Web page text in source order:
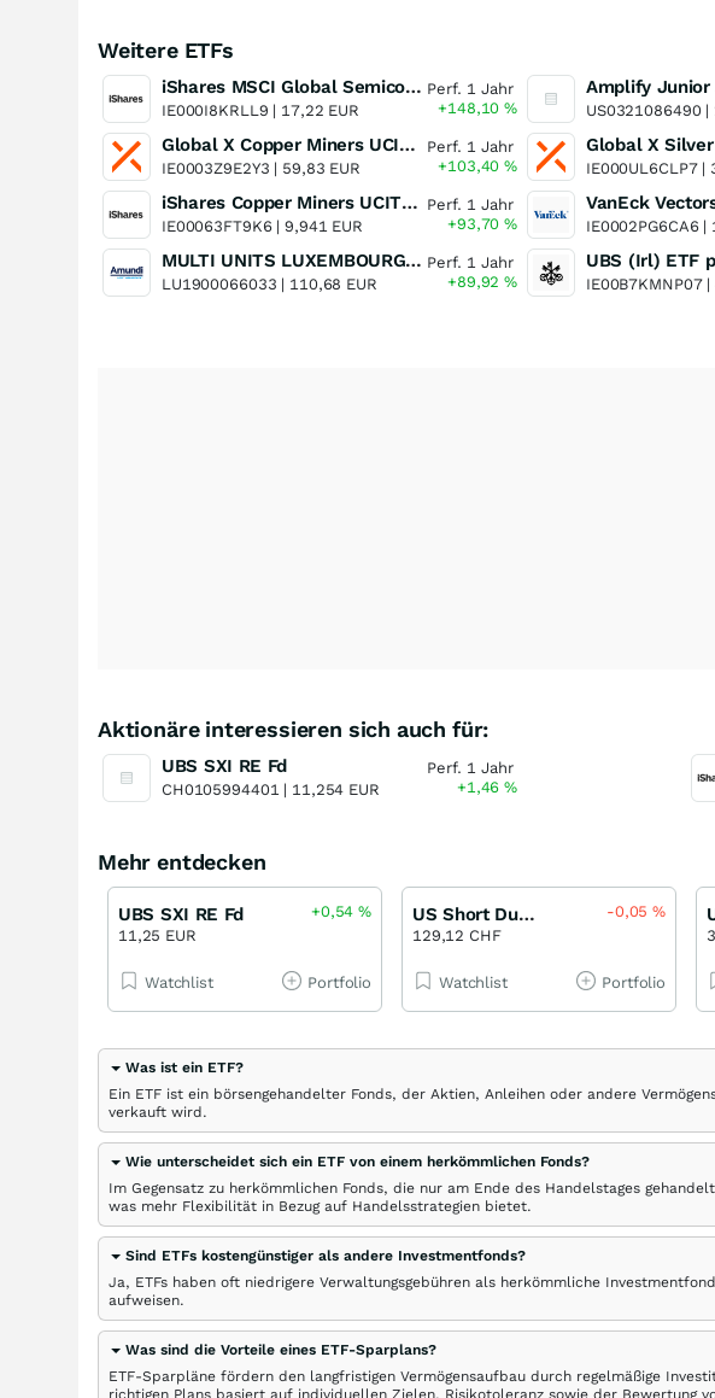
Weitere ETFs
iShares MSCI Global Semiconductors UCITS ETF USD (Acc)
IE000I8KRLL9 | 17,22 EUR
Perf. 1 Jahr
+148,10%
Global X Copper Miners UCITS ETF USD Acc
IE0003Z9E2Y3 | 59,83 EUR
Perf. 1 Jahr
+103,40%
iShares Copper Miners UCITS ETF
IE00063FT9K6 |9,941 EUR
Perf. 1 Jahr
+93,70%
MULTI UNITS LUXEMBOURG - Lyxor MSCI Semiconductors ESG Filtered
LU1900066033 | 110,68 EUR
Perf. 1 Jahr
+89,92%
US0321086490 |
IE000UL6CLP7 |
IE0002PG6CA6 |
IE00B7KMNP07 |
Aktionäre interessieren sich auch für:
UBS SXI RE Fd
CH0105994401 | 11,254 EUR
Perf. 1 Jahr
+1,46%
Mehr entdecken
UBS SXI RE Fd
11,25 EUR
+0,54%
Watchlist Portfolio
US Short Duration High Yield B-CHF h
129,12 CHF
-0,05%
Watchlist Portfolio
Was ist ein ETF?
Ein ETF ist ein börsengehandelter Fonds, der Aktien, Anleihen oder andere
verkauft wird.
Wie unterscheidet sich ein ETF von einem herkömmlichen Fonds?
Im Gegensatz zu herkömmlichen Fonds, die nur am Ende des Handelstages
was mehr Flexibilität in Bezug auf Handelsstrategien bietet.
Sind ETFs kostengünstiger als andere Investmentfonds?
Ja, ETFs haben oft niedrigere Verwaltungsgebühren als herkömmliche
aufweisen.
Was sind die Vorteile eines ETF-Sparplans?
ETF-Sparpläne fördern den langfristigen Vermögensaufbau durch regelmäßige
richtigen Plans basiert auf individuellen Zielen, Risikotoleranz sowie der Bewertung